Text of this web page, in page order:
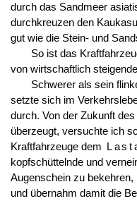
durch das Sandmeer
durchkreuzen den
gut wie die Stein- und
So ist das
von wirtschaftlich
Schwerer als sein
setzte sich im
durch. Von der Zukunft
überzeugt, versuchte ich
Kraftfahrzeuge dem
kopfschüttelnde und
Augenschein zu
und übernahm damit die